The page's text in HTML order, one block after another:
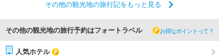
その他の観光地の旅行記をもっと見る
その他の観光地の旅行予約はフォートラベル お得なポイントって？
人気ホテル